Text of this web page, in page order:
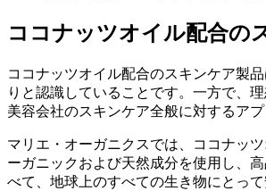
ココナッツオイル配合の
ココナッツオイル配合のスキンケア製
りと認識していることです。一方で、
美容会社のスキンケア全般に対するア
マリエ・オーガニクスでは、ココナッ
ーガニックおよび天然成分を使用し、
べて、地球上のすべての生き物にとっ